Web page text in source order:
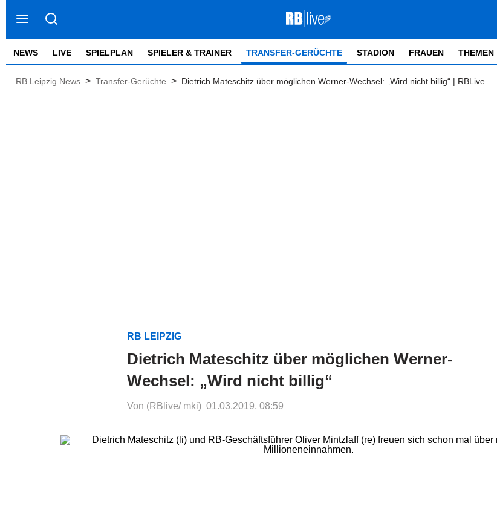
NEWS LIVE SPIELPLAN SPIELER & TRAINER TRANSFER-GERÜCHTE STADION FRAUEN THEMEN
RB Leipzig News > Transfer-Gerüchte > Dietrich Mateschitz über möglichen Werner-Wechsel: „Wird nicht billig“ | RBLive
RB LEIPZIG
Dietrich Mateschitz über möglichen Werner-
Wechsel: „Wird nicht billig“
Von (RBlive/ mki) 01.03.2019, 08:59